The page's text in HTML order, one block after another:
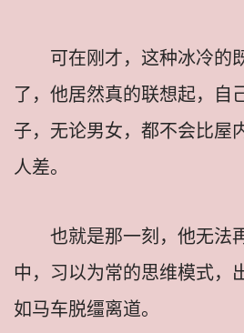
可在刚才，这种冰冷的
了，他居然真的联想起，自
子，无论男女，都不会比屋
人差。
也就是那一刻，他无法
中，习以为常的思维模式，
如马车脱缰离道。